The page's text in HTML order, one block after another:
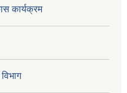
कार्यक्रम